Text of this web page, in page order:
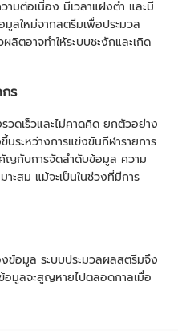
มต่อเนื่อง มีเวลาแฝงต่ำ และมี
ลใหม่จากสตรีมเพื่อประมวล
ลิตอาจทำให้ระบบชะงักและเกิด
ร
ดเร็วและไม่คาดคิด ยกตัวอย่าง
ระหว่างการแข่งขันกีฬารายการ
ญกับการจัดลำดับข้อมูล ความ
ะสม แม้จะเป็นในช่วงที่มีการ
งข้อมูล ระบบประมวลผลสตรีมจึง
มูลจะสูญหายไปตลอดกาลเมื่อ